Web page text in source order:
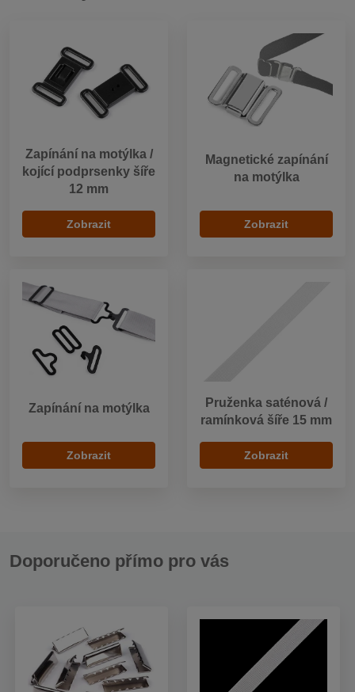
Zapínání na motýlka /
kojící podprsenky šíře
12 mm
Zobrazit
Magnetické zapínání
na motýlka
Zobrazit
Zapínání na motýlka
Zobrazit
Pruženka saténová /
ramínková šíře 15 mm
Zobrazit
Doporučeno přímo pro vás